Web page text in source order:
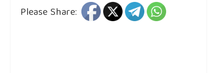
Please Share: